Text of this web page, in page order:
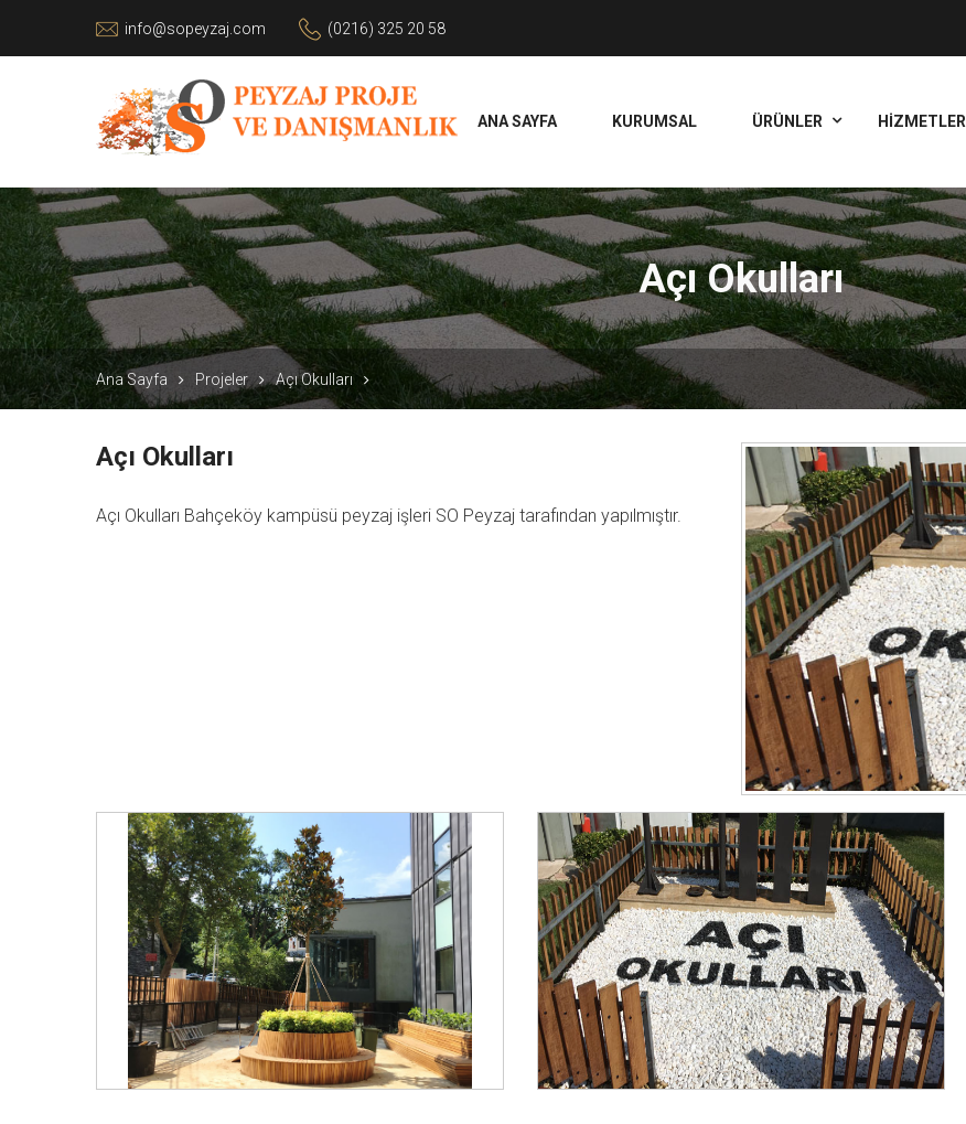
info@sopeyzaj.com (0216) 325 20 58
ANA SAYFA KURUMSAL ÜRÜNLER HİZMETLER
Açı Okulları
Ana Sayfa Projeler Açı Okulları
Açı Okulları
Açı Okulları Bahçeköy kampüsü peyzaj işleri SO Peyzaj tarafından yapılmıştır.